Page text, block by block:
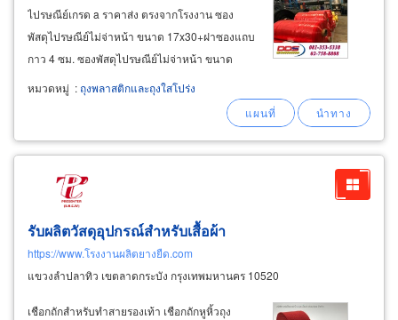
ไปรษณีย์เกรด a ราคาส่ง ตรงจากโรงงาน ซอง
พัสดุไปรษณีย์ไม่จ่าหน้า ขนาด 17x30+ฝาซองแถบ
กาว 4 ซม. ซองพัสดุไปรษณีย์ไม่จ่าหน้า ขนาด
20x30+ฝาซองแถบกาว 4 ซม. ซองพัสดุไปรษณีย์
ไม่จ่าหน้า ขนาด 25x35+ฝาซองแถบกาว 4 ซม.
ซองพัสดุไปรษณีย์ไม่จ่าหน้า ขนาด 28x42+ฝาซอง
แถบกาว
หมวดหมู่ : ถุงพลาสติกและถุงใสโปร่ง
รับผลิตวัสดุอุปกรณ์สำหรับเสื้อผ้า
https://www.โรงงานผลิตยางยืด.com
แขวงลำปลาทิว เขตลาดกระบัง กรุงเทพมหานคร 10520
เชือกถักสำหรับทำสายรองเท้า เชือกถักหูหิ้วถุง